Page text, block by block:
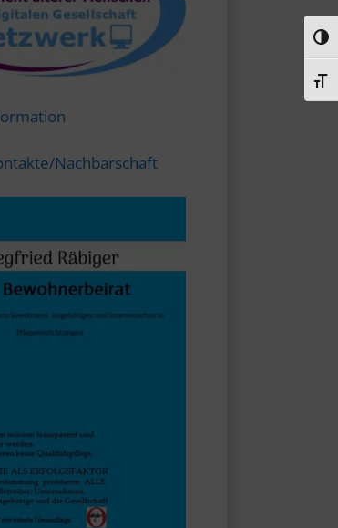
Nachbarschaft